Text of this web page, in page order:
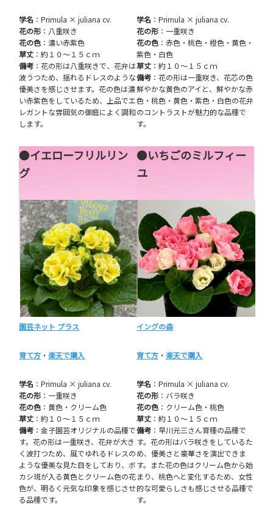
学名 ：Primula × juliana cv.
花の形 ：八重咲き
花の色 ：濃い赤紫色
草丈 ：約１０～１５ｃｍ
備考 ：花の形は八重咲きで、花弁は
波うつため、揺れるドレスのような
優美さを感じさせます。花の色は濃
い赤紫色をしているため、上品でエ
レガントな雰囲気の御庭によく調和
します。
学名 ：Primula × juliana cv.
花の形 ：一重咲き
花の色 ：赤色・桃色・橙色・黄色・
紫色・白色
草丈 ：約１０～１５ｃｍ
備考 ：花の形は一重咲き、花芯の色
鮮やかな黄色のアイと、鮮やかな赤
色・桃色・黄色・紫色・白色の花弁
のコントラストが魅力的な品種で
す。
●イエローフリルリン
グ
園芸ネット プラス
育て方 ・楽天で購入
学名 ：Primula × juliana cv.
花の形 ：一重咲き
花の色 ：黄色・クリーム色
草丈 ：約１０～１５ｃｍ
備考 ：金子園芸オリジナルの品種で
す。花の形は一重咲き、花弁が大き
く波打つため、風でゆれるドレスの
ような優美な見た目をしており、ボ
カシ斑が入る黄色とクリーム色の花
色が、明るく元気な印象を感じさせ
る品種です。
●いちごのミルフィー
ユ
イングの森
育て方 ・ 楽天で購入
学名 ：Primula × juliana cv.
花の形 ：バラ咲き
花の色 ：クリーム色・桃色
草丈 ：約１０～１５ｃｍ
備考 ：早川元三さん育種の品種で
す。花の形はバラ咲きをしているた
め、優美さと豪華さを演出できま
す。また花の色はクリーム色から始
まり、桃色へと変化するため、女性
的な可愛らしさも感じさせる品種で
す。